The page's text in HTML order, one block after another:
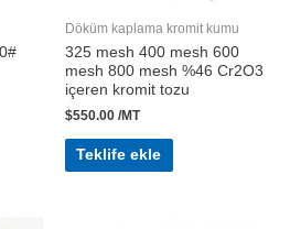
Döküm kaplama kromit kumu
325 mesh 400 mesh 600
mesh 800 mesh %46 Cr2O3
içeren kromit tozu
$550.00 /MT
Teklife ekle